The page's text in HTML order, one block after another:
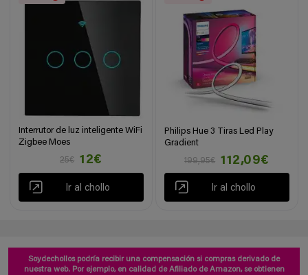
Interrutor de luz inteligente WiFi
Zigbee Moes
25€
12€
Ir al chollo
Philips Hue 3 Tiras Led Play
Gradient
199,95€
112,09€
Ir al chollo
Soydechollos podría recibir una compensación si compras derivado de
nuestra web. Por ejemplo, en calidad de Afiliado de Amazon, se obtienen